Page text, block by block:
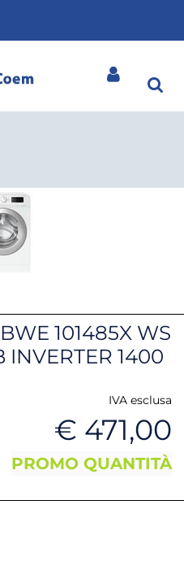
101485X WS
INVERTER 1400
IVA esclusa
€ 471,00
PROMO QUANTITÀ